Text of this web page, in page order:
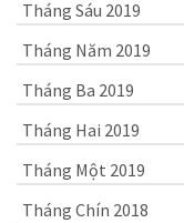
Tháng Sáu 2019
Tháng Năm 2019
Tháng Ba 2019
Tháng Hai 2019
Tháng Một 2019
Tháng Chín 2018